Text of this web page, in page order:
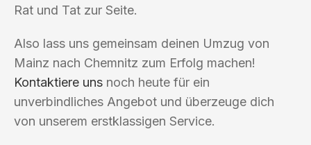
Rat und Tat zur Seite.
Also lass uns gemeinsam deinen Umzug von
Mainz nach Chemnitz zum Erfolg machen!
Kontaktiere uns noch heute für ein
unverbindliches Angebot und überzeuge dich
von unserem erstklassigen Service.